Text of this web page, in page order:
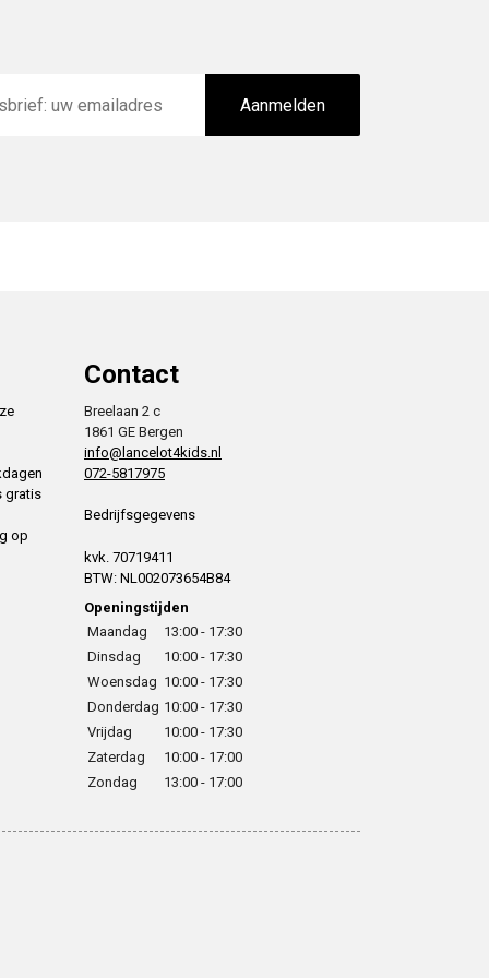
Aanmelden
gratis
op
Contact
Breelaan 2 c
1861 GE Bergen
info@lancelot4kids.nl
072-5817975
Bedrijfsgegevens
kvk. 70719411
BTW: NL002073654B84
Openingstijden
Maandag
13:00 - 17:30
Dinsdag
10:00 - 17:30
Woensdag 10:00 - 17:30
Donderdag 10:00 - 17:30
Vrijdag
10:00 - 17:30
Zaterdag
10:00 - 17:00
Zondag
13:00 - 17:00